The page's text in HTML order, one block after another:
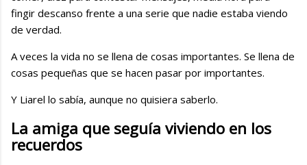
fingir descanso frente a una serie que nadie estaba viendo
de verdad.
A veces la vida no se llena de cosas importantes. Se llena de
cosas pequeñas que se hacen pasar por importantes.
Y Liarel lo sabía, aunque no quisiera saberlo.
La amiga que seguía viviendo en los
recuerdos